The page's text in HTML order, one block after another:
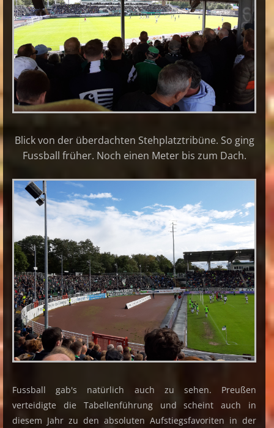
Blick von der überdachten Stehplatztribüne. So ging
Fussball früher. Noch einen Meter bis zum Dach.
Fussball gab's natürlich auch zu sehen. Preußen
verteidigte die Tabellenführung und scheint auch in
diesem Jahr zu den absoluten Aufstiegsfavoriten in der